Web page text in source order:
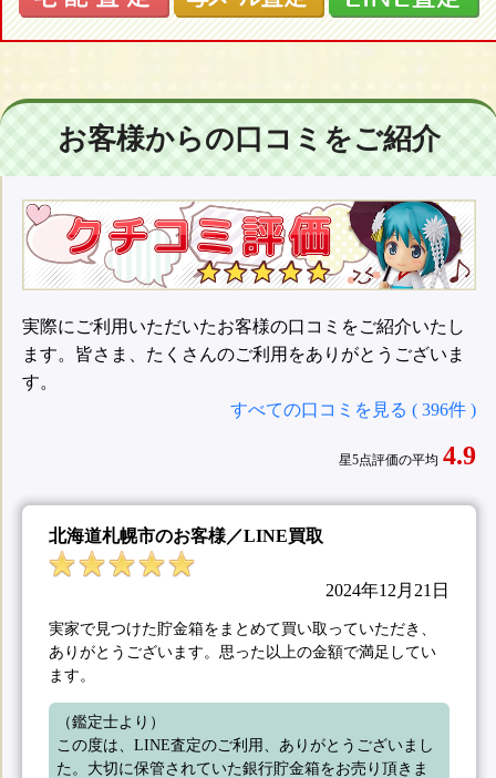
お客様からの口コミをご紹介
実際にご利用いただいたお客様の口コミをご紹介いたし
ます。皆さま、たくさんのご利用をありがとうございま
す。
すべての口コミを見る ( 396件 )
星5点評価の平均 4.9
北海道札幌市のお客様／LINE買取
2024年12月21日
実家で見つけた貯金箱をまとめて買い取っていただき、
ありがとうございます。思った以上の金額で満足してい
ます。
（鑑定士より）
この度は、LINE査定のご利用、ありがとうございまし
た。大切に保管されていた銀行貯金箱をお売り頂きま